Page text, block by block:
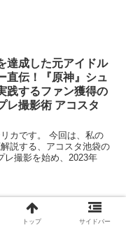
達成した元アイドル
直伝！『原神』シュ
践するファン獲得の
レ撮影術 アコスタ
カです。 今回は、私の
説する、アコスタ池袋の
レ撮影を始め、2023年
増の実績者が指南！
』を人を魅了し「芯
トップ サイドバー